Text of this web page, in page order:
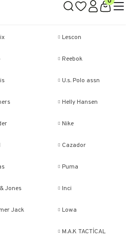
Lescon
Reebok
U.s. Polo assn
Helly Hansen
Nike
Cazador
Puma
Jones Inci
Jack Lowa
M.A.K TACTİCAL